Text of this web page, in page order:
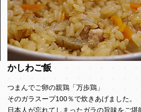
かしわご飯
つまんでご卵の親鶏「万歩鶏」
そのガラスープ100％で炊きあげました。
日本人が忘れてしまったガラの旨味をご堪